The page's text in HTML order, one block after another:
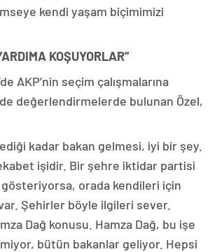
kendi yaşam biçimimizi
KOŞUYORLAR”
AKP’nin seçim çalışmalarına
de değerlendirmelerde bulunan Özel,
kadar bakan gelmesi, iyi bir şey.
işidir. Bir şehre iktidar partisi
orada kendileri için
Şehirler böyle ilgileri sever.
Dağ konusu. Hamza Dağ, bu işe
bütün bakanlar geliyor. Hepsi